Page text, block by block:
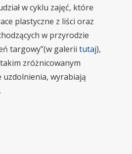
w cyklu zajęć, które
plastyczne z liści oraz
w przyrodzie
targowy”(w galerii tutaj),
zróżnicowanym
uzdolnienia, wyrabiają